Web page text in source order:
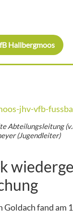
Hallbergmoos
Abteilungsleitung
(Jugendleiter)
fand am